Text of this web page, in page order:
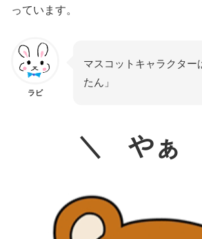
っています。
ラビ
マスコットキャラクター
たん」
＼ やぁ